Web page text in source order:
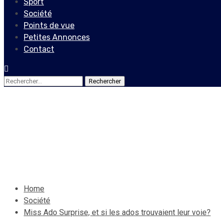
Société
Points de vue
Petites Annonces
Contact
Rechercher :
Home
Société
Miss Ado Surprise, et si les ados trouvaient leur voie?